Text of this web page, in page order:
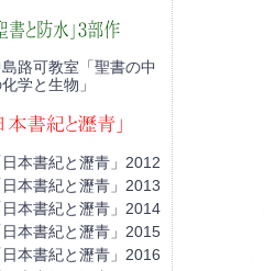
路可教室「聖書の中
学と生物」
日本書紀と瀝青」2012
日本書紀と瀝青」2013
日本書紀と瀝青」2014
日本書紀と瀝青」2015
日本書紀と瀝青」2016